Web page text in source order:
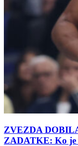
ZVEZDA
ZADATKE: Ko je